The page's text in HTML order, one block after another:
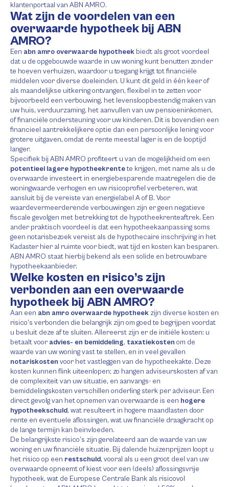
klantenportaal van ABN AMRO.
Wat zijn de voordelen van een
overwaarde hypotheek bij ABN
AMRO?
Een abn amro overwaarde hypotheek biedt als groot voordeel
dat u de opgebouwde waarde in uw woning kunt benutten zonder
te hoeven verhuizen, waardoor u toegang krijgt tot financiële
middelen voor diverse doeleinden. U kunt dit geld in één keer of
als maandelijkse uitkering ontvangen, flexibel in te zetten voor
bijvoorbeeld een verbouwing, het levensloopbestendig maken van
uw huis, verduurzaming, het aanvullen van uw pensioeninkomen,
of financiële ondersteuning voor uw kinderen. Dit is bovendien een
financieel aantrekkelijkere optie dan een persoonlijke lening voor
grotere uitgaven, omdat de rente meestal lager is en de looptijd
langer.
Specifiek bij ABN AMRO profiteert u van de mogelijkheid om een
potentieel lagere hypotheekrentete krijgen, met name als u de
overwaarde investeert in energiebesparende maatregelen die de
woningwaarde verhogen en uw risicoprofiel verbeteren, wat
aansluit bij de vereiste van energielabel A of B. Voor
waardevermeerderende verbouwingen zijn er geen negatieve
fiscale gevolgen met betrekking tot de hypotheekrenteaftrek. Een
ander praktisch voordeel is dat een hypotheekaanpassing soms
geen notarisbezoek vereist als de hypothecaire inschrijving in het
Kadaster hier al ruimte voor biedt, wat tijd en kosten kan besparen.
ABN AMRO staat hierbij bekend als een solide en betrouwbare
hypotheekaanbieder.
Welke kosten en risico’s zijn
verbonden aan een overwaarde
hypotheek bij ABN AMRO?
Aan een abn amro overwaarde hypotheek zijn diverse kosten en
risico’s verbonden die belangrijk zijn om goed te begrijpen voordat
u besluit deze af te sluiten. Allereerst zijn er de initiële kosten: u
betaalt voor advies- en bemiddeling, taxatiekosten om de
waarde van uw woning vast te stellen, en in veel gevallen
notariskosten voor het vastleggen van de hypotheekakte. Deze
kosten kunnen flink uiteenlopen; zo hangen adviseurskosten af van
de complexiteit van uw situatie, en aanvangs- en
bemiddelingskosten verschillen onderling sterk per adviseur. Een
direct gevolg van het opnemen van overwaarde is een hogere
hypotheekschuld, wat resulteert in hogere maandlasten door
rente en eventuele aflossingen, wat uw financiële draagkracht op
de lange termijn kan beïnvloeden.
De belangrijkste risico’s zijn gerelateerd aan de waarde van uw
woning en uw financiële situatie. Bij dalende huizenprijzen loopt u
het risico op een restschuld, vooral als u een groot deel van uw
overwaarde opneemt of kiest voor een (deels) aflossingsvrije
hypotheek, wat de Europese Centrale Bank als risicovol